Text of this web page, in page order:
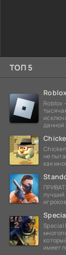
ТОП 5
Roblox
Roblox
данной
не
как
лучший
Special
имеет